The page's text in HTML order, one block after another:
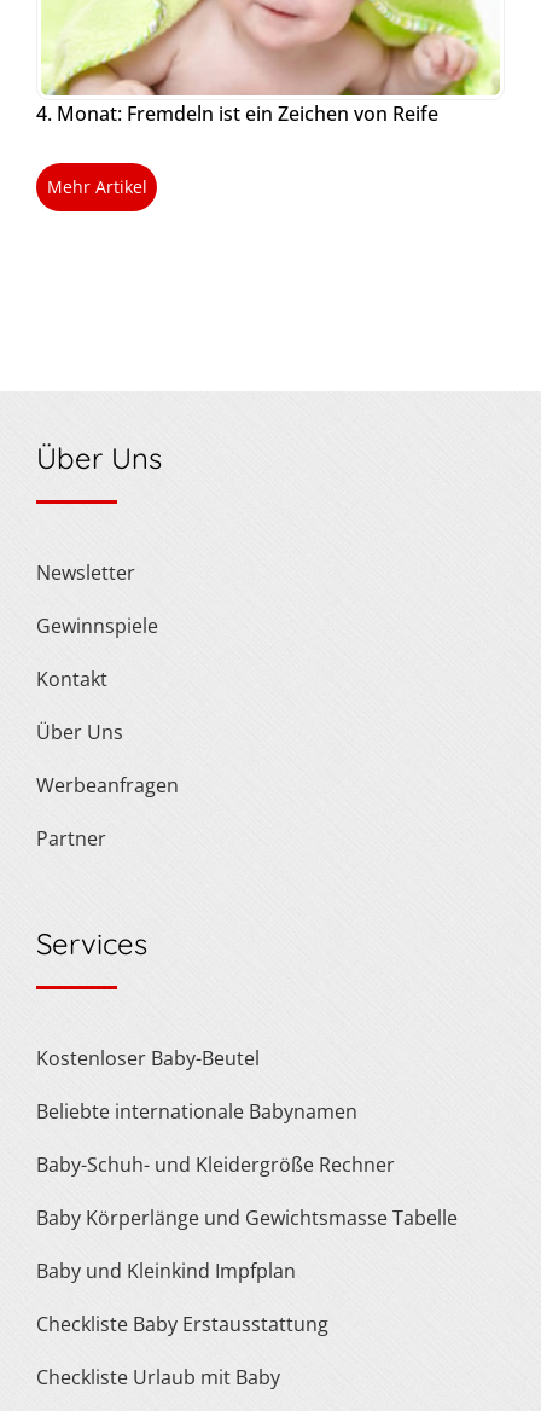
4. Monat: Fremdeln ist ein Zeichen von Reife
Mehr Artikel
Über Uns
Newsletter
Gewinnspiele
Kontakt
Über Uns
Werbeanfragen
Partner
Services
Kostenloser Baby-Beutel
Beliebte internationale Babynamen
Baby-Schuh- und Kleidergröße Rechner
Baby Körperlänge und Gewichtsmasse Tabelle
Baby und Kleinkind Impfplan
Checkliste Baby Erstausstattung
Checkliste Urlaub mit Baby